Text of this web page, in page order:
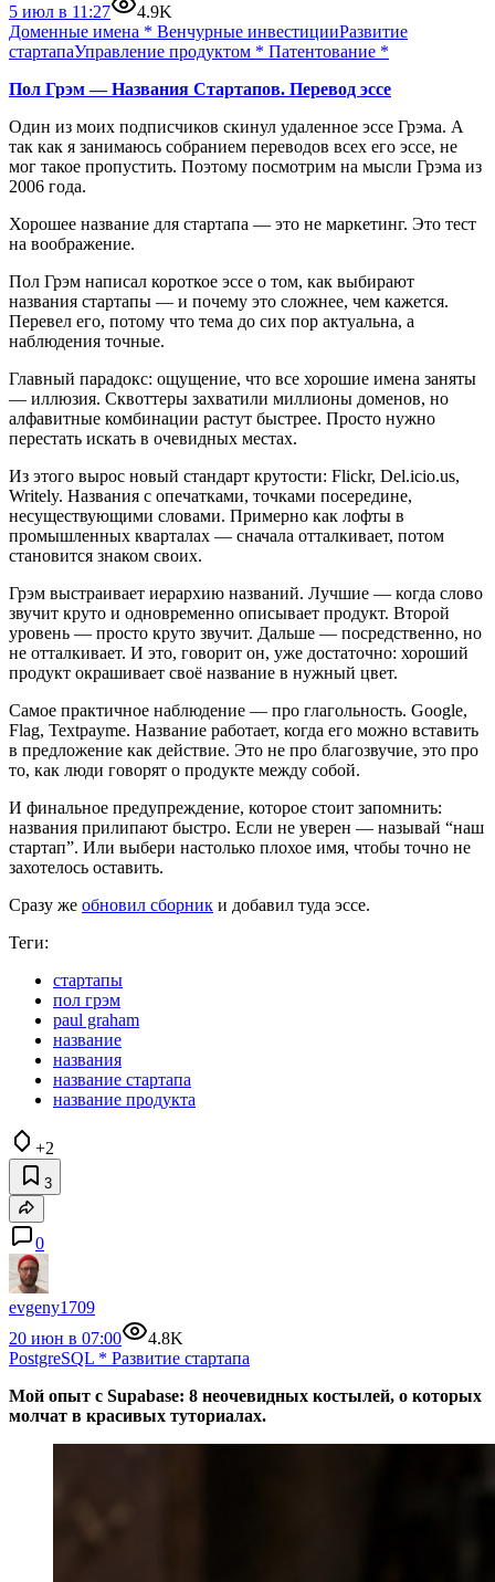
5 июл в 11:27
4.9K
Доменные имена * Венчурные инвестицииРазвитие
стартапаУправление продуктом * Патентование *
Пол Грэм — Названия Стартапов. Перевод эссе
Один из моих подписчиков скинул удаленное эссе Грэма. А
так как я занимаюсь собранием переводов всех его эссе, не
мог такое пропустить. Поэтому посмотрим на мысли Грэма из
2006 года.
Хорошее название для стартапа — это не маркетинг. Это тест
на воображение.
Пол Грэм написал короткое эссе о том, как выбирают
названия стартапы — и почему это сложнее, чем кажется.
Перевел его, потому что тема до сих пор актуальна, а
наблюдения точные.
Главный парадокс: ощущение, что все хорошие имена заняты
— иллюзия. Сквоттеры захватили миллионы доменов, но
алфавитные комбинации растут быстрее. Просто нужно
перестать искать в очевидных местах.
Из этого вырос новый стандарт крутости: Flickr, Del.icio.us,
Writely. Названия с опечатками, точками посередине,
несуществующими словами. Примерно как лофты в
промышленных кварталах — сначала отталкивает, потом
становится знаком своих.
Грэм выстраивает иерархию названий. Лучшие — когда слово
звучит круто и одновременно описывает продукт. Второй
уровень — просто круто звучит. Дальше — посредственно, но
не отталкивает. И это, говорит он, уже достаточно: хороший
продукт окрашивает своё название в нужный цвет.
Самое практичное наблюдение — про глагольность. Google,
Flag, Textpayme. Название работает, когда его можно вставить
в предложение как действие. Это не про благозвучие, это про
то, как люди говорят о продукте между собой.
И финальное предупреждение, которое стоит запомнить:
названия прилипают быстро. Если не уверен — называй “наш
стартап”. Или выбери настолько плохое имя, чтобы точно не
захотелось оставить.
Сразу же обновил сборник и добавил туда эссе.
Теги:
стартапы
пол грэм
paul graham
название
названия
название стартапа
название продукта
+2
3
0
evgeny1709
20 июн в 07:00
4.8K
PostgreSQL * Развитие стартапа
Мой опыт с Supabase: 8 неочевидных костылей, о которых
молчат в красивых туториалах.